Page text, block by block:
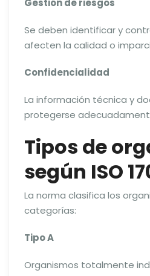
Se deben identificar y
afecten la calidad o
Confidencialidad
La información técnica y
protegerse
Tipos de
según ISO
La norma clasifica los
categorías:
Tipo A
Organismos totalmente